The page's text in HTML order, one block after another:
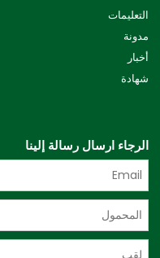
التعليمات
مدونة
أخبار
شهادة
الرجاء ارسال رسالة إلينا